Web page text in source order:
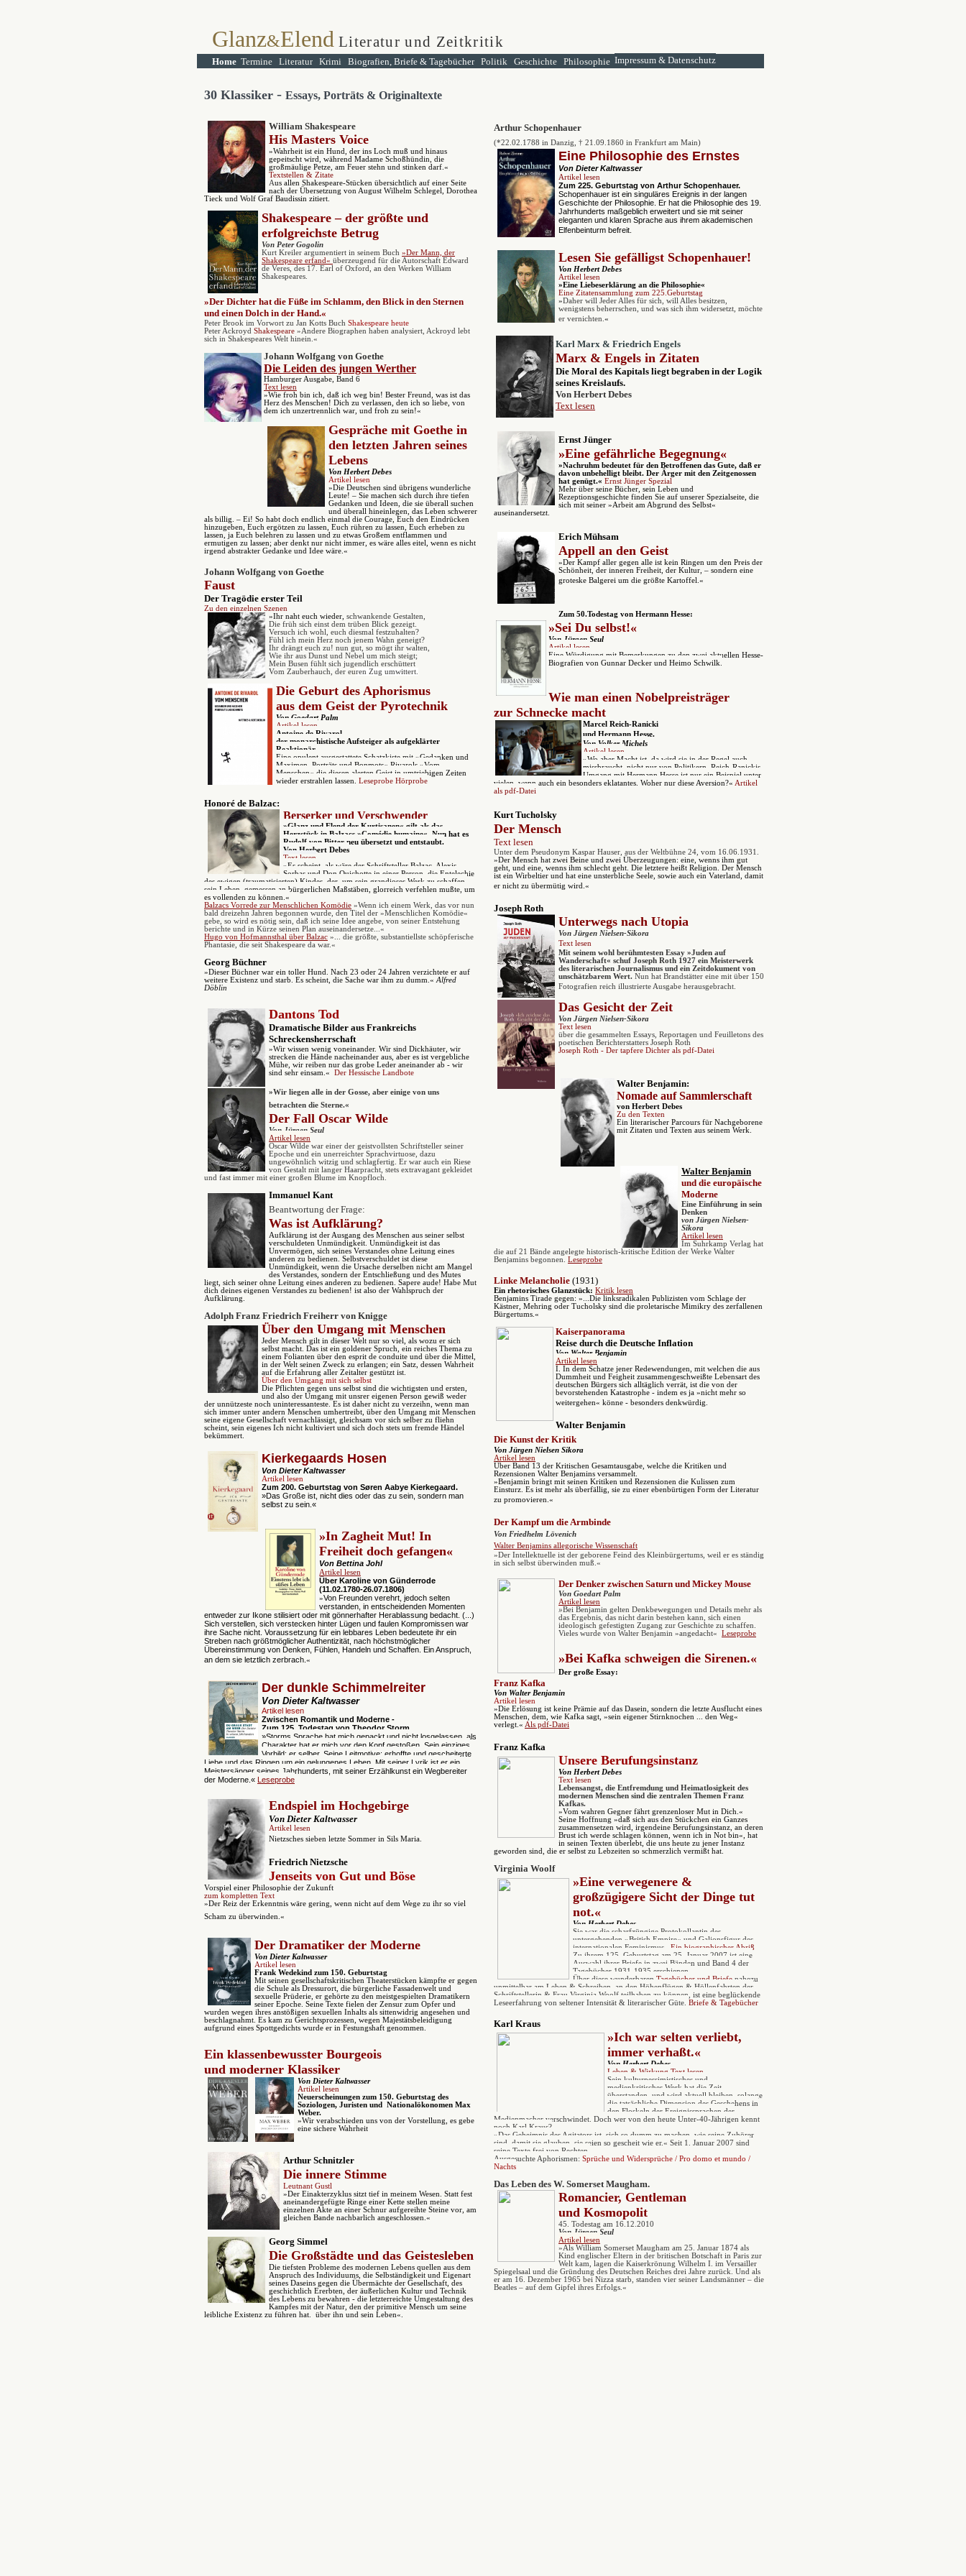
Glanz&Elend Literatur und Zeitkritik
Home Termine Literatur Krimi Biografien, Briefe & Tagebücher Politik Geschichte Philosophie Impressum & Datenschutz
30 Klassiker - Essays, Porträts & Originaltexte
William Shakespeare
His Masters Voice
»Wahrheit ist ein Hund, der ins Loch muß und hinaus
gepeitscht wird, während Madame Schoßhündin, die
großmäulige Petze, am Feuer stehn und stinken darf.«
Textstellen & Zitate
Aus allen Shakespeare-Stücken übersichtlich auf einer Seite
nach der Übersetzung von August Wilhelm Schlegel, Dorothea
Tieck und Wolf Graf Baudissin zitiert.
Shakespeare – der größte und
erfolgreichste Betrug
Von Peter Gogolin
Kurt Kreiler argumentiert in seinem Buch »Der Mann, der
Shakespeare erfand« überzeugend für die Autorschaft Edward
de Veres, des 17. Earl of Oxford, an den Werken William
Shakespeares.
»Der Dichter hat die Füße im Schlamm, den Blick in den Sternen
und einen Dolch in der Hand.«
Peter Brook im Vorwort zu Jan Kotts Buch Shakespeare heute
Peter Ackroyd Shakespeare »Andere Biographen haben analysiert, Ackroyd lebt
sich in Shakespeares Welt hinein.«
Johann Wolfgang von Goethe
Die Leiden des jungen Werther
Hamburger Ausgabe, Band 6
Text lesen
»Wie froh bin ich, daß ich weg bin! Bester Freund, was ist das
Herz des Menschen! Dich zu verlassen, den ich so liebe, von
dem ich unzertrennlich war, und froh zu sein!«
Gespräche mit Goethe in
den letzten Jahren seines
Lebens
Von Herbert Debes
Artikel lesen
»Die Deutschen sind übrigens wunderliche
Leute! – Sie machen sich durch ihre tiefen
Gedanken und Ideen, die sie überall suchen
und überall hineinlegen, das Leben schwerer
als billig. – Ei! So habt doch endlich einmal die Courage, Euch den Eindrücken
hinzugeben, Euch ergötzen zu lassen, Euch rühren zu lassen, Euch erheben zu
lassen, ja Euch belehren zu lassen und zu etwas Großem entflammen und
ermutigen zu lassen; aber denkt nur nicht immer, es wäre alles eitel, wenn es nicht
irgend abstrakter Gedanke und Idee wäre.«
Johann Wolfgang von Goethe
Faust
Der Tragödie erster Teil
Zu den einzelnen Szenen
»Ihr naht euch wieder, schwankende Gestalten,
Die früh sich einst dem trüben Blick gezeigt.
Versuch ich wohl, euch diesmal festzuhalten?
Fühl ich mein Herz noch jenem Wahn geneigt?
Ihr drängt euch zu! nun gut, so mögt ihr walten,
Wie ihr aus Dunst und Nebel um mich steigt;
Mein Busen fühlt sich jugendlich erschüttert
Vom Zauberhauch, der euren Zug umwittert.
Die Geburt des Aphorismus
aus dem Geist der Pyrotechnik
Von Goedart Palm
Artikel lesen
Antoine de Rivarol -
der monarchistische Aufsteiger als aufgeklärter
Reaktionär.
Eine opulent ausgestattete Schatzkiste mit »Gedanken und
Maximen, Porträts und Bonmots« Rivarols »Vom
Menschen« die diesen alerten Geist in umtriebigen Zeiten
wieder erstrahlen lassen. Leseprobe Hörprobe
Honoré de Balzac:
Berserker und Verschwender
»Glanz und Elend der Kurtisanen« gilt als das
Herzstück in Balzacs »Comédie humaine«. Nun hat es
Rudolf von Bitter neu übersetzt und entstaubt.
Von Herbert Debes
Text lesen
»Es scheint, als wäre der Schriftsteller Balzac, Alexis
Sorbas und Don Quichotte in einer Person, die Entelechie
des ewigen (traumatisierten) Kindes, der, um sein grandioses Werk zu schaffen,
sein Leben, gemessen an bürgerlichen Maßstäben, glorreich verfehlen mußte, um
es vollenden zu können.«
Balzacs Vorrede zur Menschlichen Komödie »Wenn ich einem Werk, das vor nun
bald dreizehn Jahren begonnen wurde, den Titel der »Menschlichen Komödie«
gebe, so wird es nötig sein, daß ich seine Idee angebe, von seiner Entstehung
berichte und in Kürze seinen Plan auseinandersetze...«
Hugo von Hofmannsthal über Balzac »... die größte, substantiellste schöpferische
Phantasie, die seit Shakespeare da war.«
Georg Büchner
»Dieser Büchner war ein toller Hund. Nach 23 oder 24 Jahren verzichtete er auf
weitere Existenz und starb. Es scheint, die Sache war ihm zu dumm.« Alfred
Döblin
Dantons Tod
Dramatische Bilder aus Frankreichs
Schreckensherrschaft
»Wir wissen wenig voneinander. Wir sind Dickhäuter, wir
strecken die Hände nacheinander aus, aber es ist vergebliche
Mühe, wir reiben nur das grobe Leder aneinander ab - wir
sind sehr einsam.« Der Hessische Landbote
»Wir liegen alle in der Gosse, aber einige von uns
betrachten die Sterne.«
Der Fall Oscar Wilde
Von Jürgen Seul
Artikel lesen
Oscar Wilde war einer der geistvollsten Schriftsteller seiner
Epoche und ein unerreichter Sprachvirtuose, dazu
ungewöhnlich witzig und schlagfertig. Er war auch ein Riese
von Gestalt mit langer Haarpracht, stets extravagant gekleidet
und fast immer mit einer großen Blume im Knopfloch.
Immanuel Kant
Beantwortung der Frage:
Was ist Aufklärung?
Aufklärung ist der Ausgang des Menschen aus seiner selbst
verschuldeten Unmündigkeit. Unmündigkeit ist das
Unvermögen, sich seines Verstandes ohne Leitung eines
anderen zu bedienen. Selbstverschuldet ist diese
Unmündigkeit, wenn die Ursache derselben nicht am Mangel
des Verstandes, sondern der Entschließung und des Mutes
liegt, sich seiner ohne Leitung eines anderen zu bedienen. Sapere aude! Habe Mut
dich deines eigenen Verstandes zu bedienen! ist also der Wahlspruch der
Aufklärung.
Adolph Franz Friedrich Freiherr von Knigge
Über den Umgang mit Menschen
Jeder Mensch gilt in dieser Welt nur so viel, als wozu er sich
selbst macht. Das ist ein goldener Spruch, ein reiches Thema zu
einem Folianten über den esprit de conduite und über die Mittel,
in der Welt seinen Zweck zu erlangen; ein Satz, dessen Wahrheit
auf die Erfahrung aller Zeitalter gestützt ist.
Über den Umgang mit sich selbst
Die Pflichten gegen uns selbst sind die wichtigsten und ersten,
und also der Umgang mit unsrer eigenen Person gewiß weder
der unnützeste noch uninteressanteste. Es ist daher nicht zu verzeihn, wenn man
sich immer unter andern Menschen umhertreibt, über den Umgang mit Menschen
seine eigene Gesellschaft vernachlässigt, gleichsam vor sich selber zu fliehn
scheint, sein eigenes Ich nicht kultiviert und sich doch stets um fremde Händel
bekümmert.
Kierkegaards Hosen
Von Dieter Kaltwasser
Artikel lesen
Zum 200. Geburtstag von Søren Aabye Kierkegaard.
»Das Große ist, nicht dies oder das zu sein, sondern man
selbst zu sein.«
»In Zagheit Mut! In
Freiheit doch gefangen«
Von Bettina Johl
Artikel lesen
Über Karoline von Günderrode
(11.02.1780-26.07.1806)
»Von Freunden verehrt, jedoch selten
verstanden, in entscheidenden Momenten
entweder zur Ikone stilisiert oder mit gönnerhafter Herablassung bedacht. (...)
Sich verstellen, sich verstecken hinter Lügen und faulen Kompromissen war
ihre Sache nicht. Voraussetzung für ein lebbares Leben bedeutete ihr ein
Streben nach größtmöglicher Authentizität, nach höchstmöglicher
Übereinstimmung von Denken, Fühlen, Handeln und Schaffen. Ein Anspruch,
an dem sie letztlich zerbrach. «
Der dunkle Schimmelreiter
Von Dieter Kaltwasser
Artikel lesen
Zwischen Romantik und Moderne -
Zum 125. Todestag von Theodor Storm
»Storms Sprache hat mich gepackt und nicht losgelassen, als
Charakter hat er mich vor den Kopf gestoßen. Sein einziges
Vorbild: er selber. Seine Leitmotive: erhoffte und gescheiterte
Liebe und das Ringen um ein gelungenes Leben. Mit seiner Lyrik ist er ein
Meistersänger seines Jahrhunderts, mit seiner Erzählkunst ein Wegbereiter
der Moderne.« Leseprobe
Endspiel im Hochgebirge
Von Dieter Kaltwasser
Artikel lesen
Nietzsches sieben letzte Sommer in Sils Maria.
Friedrich Nietzsche
Jenseits von Gut und Böse
Vorspiel einer Philosophie der Zukunft
zum kompletten Text
»Der Reiz der Erkenntnis wäre gering, wenn nicht auf dem Wege zu ihr so viel
Scham zu überwinden.«
Der Dramatiker der Moderne
Von Dieter Kaltwasser
Artikel lesen
Frank Wedekind zum 150. Geburtstag
Mit seinen gesellschaftskritischen Theaterstücken kämpfte er gegen
die Schule als Dressurort, die bürgerliche Fassadenwelt und
sexuelle Prüderie, er gehörte zu den meistgespielten Dramatikern
seiner Epoche. Seine Texte fielen der Zensur zum Opfer und
wurden wegen ihres anstößigen sexuellen Inhalts als sittenwidrig angesehen und
beschlagnahmt. Es kam zu Gerichtsprozessen, wegen Majestätsbeleidigung
aufgrund eines Spottgedichts wurde er in Festungshaft genommen.
Ein klassenbewusster Bourgeois
und moderner Klassiker
Von Dieter Kaltwasser
Artikel lesen
Neuerscheinungen zum 150. Geburtstag des
Soziologen, Juristen und Nationalökonomen Max
Weber.
»Wir verabschieden uns von der Vorstellung, es gebe
eine sichere Wahrheit
Arthur Schnitzler
Die innere Stimme
Leutnant Gustl
»Der Einakterzyklus sitzt tief in meinem Wesen. Statt fest
aneinandergefügte Ringe einer Kette stellen meine
einzelnen Akte an einer Schnur aufgereihte Steine vor, am
gleichen Bande nachbarlich angeschlossen.«
Georg Simmel
Die Großstädte und das Geistesleben
Die tiefsten Probleme des modernen Lebens quellen aus dem
Anspruch des Individuums, die Selbständigkeit und Eigenart
seines Daseins gegen die Übermächte der Gesellschaft, des
geschichtlich Ererbten, der äußerlichen Kultur und Technik
des Lebens zu bewahren - die letzterreichte Umgestaltung des
Kampfes mit der Natur, den der primitive Mensch um seine
leibliche Existenz zu führen hat.
über ihn und sein Leben«.
Arthur Schopenhauer
(*22.02.1788 in Danzig, † 21.09.1860 in Frankfurt am Main)
Eine Philosophie des Ernstes
Von Dieter Kaltwasser
Artikel lesen
Zum 225. Geburtstag von Arthur Schopenhauer.
Schopenhauer ist ein singuläres Ereignis in der langen
Geschichte der Philosophie. Er hat die Philosophie des 19.
Jahrhunderts maßgeblich erweitert und sie mit seiner
eleganten und klaren Sprache aus ihrem akademischen
Elfenbeinturm befreit.
Lesen Sie gefälligst Schopenhauer!
Von Herbert Debes
Artikel lesen
»Eine Liebeserklärung an die Philosophie«
Eine Zitatensammlung zum 225.Geburtstag
»Daher will Jeder Alles für sich, will Alles besitzen,
wenigstens beherrschen, und was sich ihm widersetzt, möchte
er vernichten. «
Karl Marx & Friedrich Engels
Marx & Engels in Zitaten
Die Moral des Kapitals liegt begraben in der Logik
seines Kreislaufs.
Von Herbert Debes
Text lesen
Ernst Jünger
»Eine gefährliche Begegnung«
»Nachruhm bedeutet für den Betroffenen das Gute, daß er
davon unbehelligt bleibt. Der Ärger mit den Zeitgenossen
hat genügt.« Ernst Jünger Spezial
Mehr über seine Bücher, sein Leben und
Rezeptionsgeschichte finden Sie auf unserer Spezialseite, die
sich mit seiner »Arbeit am Abgrund des Selbst«
auseinandersetzt.
Erich Mühsam
Appell an den Geist
»Der Kampf aller gegen alle ist kein Ringen um den Preis der
Schönheit, der inneren Freiheit, der Kultur, – sondern eine
groteske Balgerei um die größte Kartoffel.«
Zum 50.Todestag von Hermann Hesse:
»Sei Du selbst!«
Von Jürgen Seul
Artikel lesen
Eine Würdigung mit Bemerkungen zu den zwei aktuellen Hesse-
Biografien von Gunnar Decker und Heimo Schwilk.
Wie man einen Nobelpreisträger
zur Schnecke macht
Marcel Reich-Ranicki
und Hermann Hesse.
Von Volker Michels
Artikel lesen
»Wo aber Macht ist, da wird sie in der Regel auch
missbraucht, nicht nur von Politikern. Reich-Ranickis
Umgang mit Hermann Hesse ist nur ein Beispiel unter
vielen, wenn auch ein besonders eklatantes. Woher nur diese Aversion?« Artikel
als pdf-Datei
Kurt Tucholsky
Der Mensch
Text lesen
Unter dem Pseudonym Kaspar Hauser, aus der Weltbühne 24, vom 16.06.1931.
»Der Mensch hat zwei Beine und zwei Überzeugungen: eine, wenns ihm gut
geht, und eine, wenns ihm schlecht geht. Die letztere heißt Religion. Der Mensch
ist ein Wirbeltier und hat eine unsterbliche Seele, sowie auch ein Vaterland, damit
er nicht zu übermütig wird.«
Joseph Roth
Unterwegs nach Utopia
Von Jürgen Nielsen-Sikora
Text lesen
Mit seinem wohl berühmtesten Essay »Juden auf
Wanderschaft« schuf Joseph Roth 1927 ein Meisterwerk
des literarischen Journalismus und ein Zeitdokument von
unschätzbarem Wert. Nun hat Brandstätter eine mit über 150
Fotografien reich illustrierte Ausgabe herausgebracht.
Das Gesicht der Zeit
Von Jürgen Nielsen-Sikora
Text lesen
über die gesammelten Essays, Reportagen und Feuilletons des
poetischen Berichterstatters Joseph Roth
Joseph Roth - Der tapfere Dichter als pdf-Datei
Walter Benjamin:
Nomade auf Sammlerschaft
von Herbert Debes
Zu den Texten
Ein literarischer Parcours für Nachgeborene
mit Zitaten und Texten aus seinem Werk.
Walter Benjamin
und die europäische
Moderne
Eine Einführung in sein
Denken
von Jürgen Nielsen-
Sikora
Artikel lesen
Im Suhrkamp Verlag hat
die auf 21 Bände angelegte historisch-kritische Edition der Werke Walter
Benjamins begonnen. Leseprobe
Linke Melancholie (1931)
Ein rhetorisches Glanzstück: Kritik lesen
Benjamins Tirade gegen: »..
.Die linksradikalen Publizisten vom Schlage der
Kästner, Mehring oder Tucholsky sind die proletarische Mimikry des zerfallenen
Bürgertums.«
Kaiserpanorama
Reise durch die Deutsche Inflation
Von Walter Benjamin
Artikel lesen
I. In dem Schatze jener Redewendungen, mit welchen die aus
Dummheit und Feigheit zusammengeschweißte Lebensart des
deutschen Bürgers sich alltäglich verrät, ist die von der
bevorstehenden Katastrophe - indem es ja »nicht mehr so
weitergehen« könne - besonders denkwürdig.
Walter Benjamin
Die Kunst der Kritik
Von Jürgen Nielsen Sikora
Artikel lesen
Über Band 13 der Kritischen Gesamtausgabe, welche die Kritiken und
Rezensionen Walter Benjamins versammelt.
»Benjamin bringt mit seinen Kritiken und Rezensionen die Kulissen zum
Einsturz. Es ist mehr als überfällig, sie zu einer ebenbürtigen Form der Literatur
zu promovieren.«
Der Kampf um die Armbinde
Von Friedhelm Lövenich
Walter Benjamins allegorische Wissenschaft
»Der Intellektuelle ist der geborene Feind des Kleinbürgertums, weil er es ständig
in sich selbst überwinden muß.«
Der Denker zwischen Saturn und Mickey Mouse
Von Goedart Palm
Artikel lesen
»Bei Benjamin gelten Denkbewegungen und Details mehr als
das Ergebnis, das nicht darin bestehen kann, sich einen
ideologisch gefestigten Zugang zur Geschichte zu schaffen.
Vieles wurde von Walter Benjamin »angedacht«
Leseprobe
»Bei Kafka schweigen die Sirenen.«
Der große Essay:
Franz Kafka
Von Walter Benjamin
Artikel lesen
»Die Erlösung ist keine Prämie auf das Dasein, sondern die letzte Ausflucht eines
Menschen, dem, wie Kafka sagt, »sein eigener Stirnknochen ... den Weg«
verlegt.« Als pdf-Datei
Franz Kafka
Unsere Berufungsinstanz
Von Herbert Debes
Text lesen
Lebensangst, die Entfremdung und Heimatlosigkeit des
modernen Menschen sind die zentralen Themen Franz
Kafkas.
»Vom wahren Gegner fährt grenzenloser Mut in Dich.«
Seine Hoffnung »daß sich aus den Stückchen ein Ganzes
zusammensetzen wird, irgendeine Berufungsinstanz, an deren
Brust ich werde schlagen können, wenn ich in Not bin«, hat
in seinen Texten überlebt, die uns heute zu jener Instanz
geworden sind, die er selbst zu Lebzeiten so schmerzlich vermißt hat.
Virginia Woolf
»Eine verwegenere &
großzügigere Sicht der Dinge tut
not.«
Von Herbert Debes
Sie war die scharfzüngige Protokollantin des
untergehenden »British Empire« und Galionsfigur des
internationalen Feminismus. Ein biographischer Abriß
Zu ihrem 125. Geburtstag am 25. Januar 2007 ist eine
Auswahl ihrer Briefe in zwei Bänden und Band 4 der
Tagebücher 1931-1935 erschienen.
Über diese wunderbaren Tagebücher und Briefe nahezu
unmittelbar am Leben & Schreiben, an den Höhenflügen & Höllenfahrten der
Schriftstellerin & Frau Virginia Woolf teilhaben zu können, ist eine beglückende
Leseerfahrung von seltener Intensität & literarischer Güte. Briefe & Tagebücher
Karl Kraus
»Ich war selten verliebt,
immer verhaßt.«
Von Herbert Debes
Leben & Wirkung Text lesen
Sein kulturpessimistisches und
medienkritisches Werk hat die Zeit
überstanden, und wird aktuell bleiben, solange
die tatsächliche Dimension des Geschehens in
den Floskeln der Ereignissprachen der
Medienmacher verschwindet. Doch wer von den heute Unter-40-Jährigen kennt
noch Karl Kraus?
»Das Geheimnis des Agitators ist, sich so dumm zu machen, wie seine Zuhörer
sind, damit sie glauben, sie seien so gescheit wie er.« Seit 1. Januar 2007 sind
seine Texte frei von Rechten.
Ausgesuchte Aphorismen: Sprüche und Widersprüche / Pro domo et mundo /
Nachts
Das Leben des W. Somerset Maugham.
Romancier, Gentleman
und Kosmopolit
45. Todestag am 16.12.2010
Von Jürgen Seul
Artikel lesen
»Als William Somerset Maugham am 25. Januar 1874 als
Kind englischer Eltern in der britischen Botschaft in Paris zur
Welt kam, lagen die Kaiserkrönung Wilhelm I. im Versailler
Spiegelsaal und die Gründung des Deutschen Reiches drei Jahre zurück. Und als
er am 16. Dezember 1965 bei Nizza starb, standen vier seiner Landsmänner – die
Beatles – auf dem Gipfel ihres Erfolgs.«